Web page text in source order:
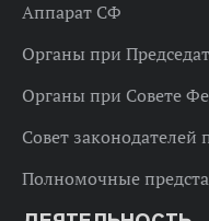
Аппарат СФ
Органы при
Органы при Совете
Совет
Полномочные